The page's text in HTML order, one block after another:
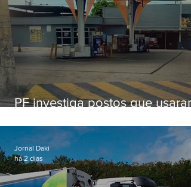
PF investiga postos que usaram
secretário morto em 2020
Jornal Daki
há 2 dias